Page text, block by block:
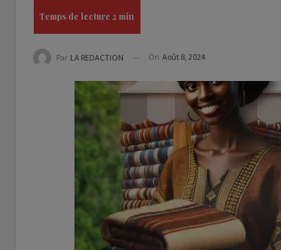
Par LA REDACTION On Août 8, 2024